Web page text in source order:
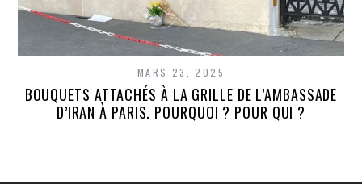
MARS 23, 2025
BOUQUETS ATTACHÉS À LA GRILLE DE L’AMBASSADE
D’IRAN À PARIS. POURQUOI ? POUR QUI ?